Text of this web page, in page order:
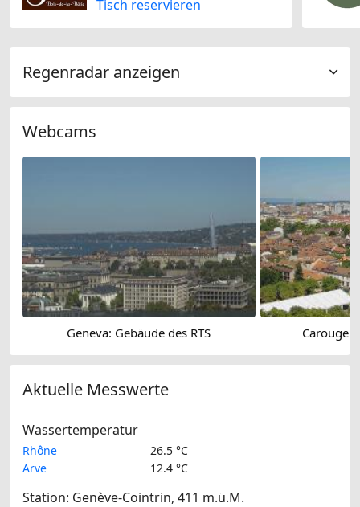
Tisch reservieren
Regenradar anzeigen
Webcams
Geneva: Gebäude des RTS Carouge
Aktuelle Messwerte
Wassertemperatur
Rhône
26.5 °C
Arve
12.4 °C
Station: Genève-Cointrin, 411 m.ü.M.